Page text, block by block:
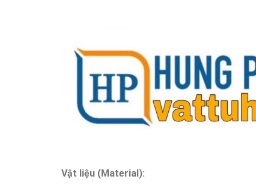
Vật liệu (Material):